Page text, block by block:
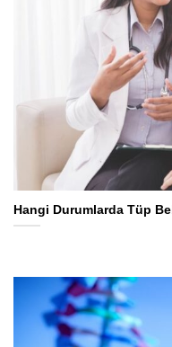
Hangi Durumlarda Tüp